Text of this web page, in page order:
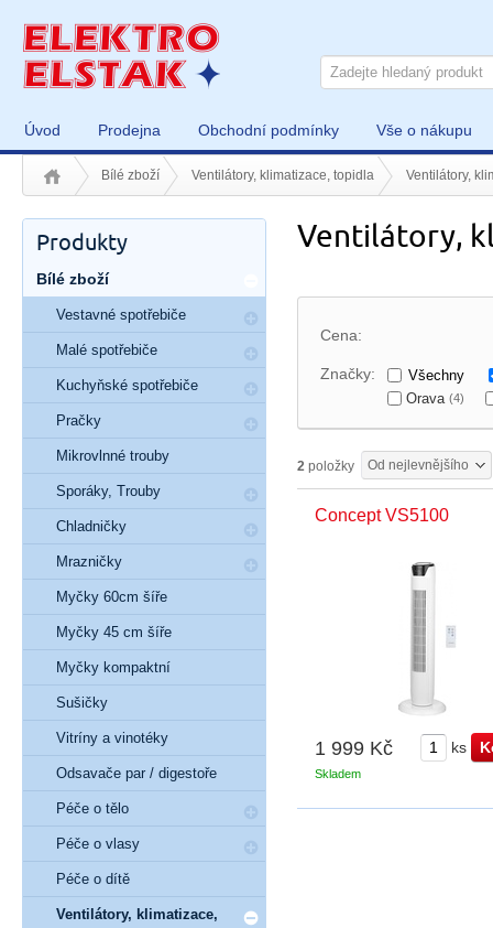
Úvod Prodejna Obchodní podmínky Vše o nákupu
Bílé zboží Ventilátory, klimatizace, topidla Ventilátory,
Ventilátory,
Cena:
Značky:
Všechny
Orava (4)
2 položky Od nejlevnějšího
Concept VS5100
1 999 Kč ks
Skladem
Produkty
Bílé zboží
Vestavné spotřebiče
Malé spotřebiče
Kuchyňské spotřebiče
Pračky
Mikrovlnné trouby
Sporáky, Trouby
Chladničky
Mrazničky
Myčky 60cm šíře
Myčky 45 cm šíře
Myčky kompaktní
Sušičky
Vitríny a vinotéky
Odsavače par / digestoře
Péče o tělo
Péče o vlasy
Péče o dítě
Ventilátory, klimatizace,